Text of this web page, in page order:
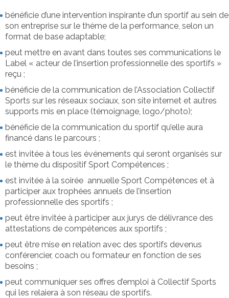
Le Label
Les Entreprises
Les Sportifs
bénéficie d’une intervention inspirante d’un sportif au sein de
son entreprise sur le thème de la performance, selon un
format de base adaptable;
peut mettre en avant dans toutes ses communications le
Label « acteur de l’insertion professionnelle des sportifs »
reçu ;
bénéficie de la communication de l’Association Collectif
Sports sur les réseaux sociaux, son site internet et autres
supports mis en place (témoignage, logo/photo);
bénéficie de la communication du sportif qu’elle aura
financé dans le parcours ;
est invitée à tous les événements qui seront organisés sur
le thème du dispositif Sport Compétences ;
est invitée à la soirée annuelle Sport Compétences et à
participer aux trophées annuels de l’insertion
professionnelle des sportifs ;
peut être invitée à participer aux jurys de délivrance des
attestations de compétences aux sportifs ;
peut être mise en relation avec des sportifs devenus
conférencier, coach ou formateur en fonction de ses
besoins ;
peut communiquer ses offres d’emploi à Collectif Sports
qui les relaiera à son réseau de sportifs.